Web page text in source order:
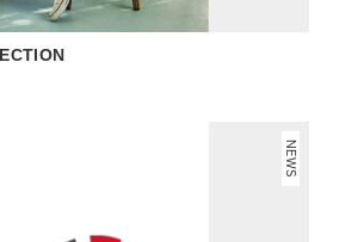
NEWS